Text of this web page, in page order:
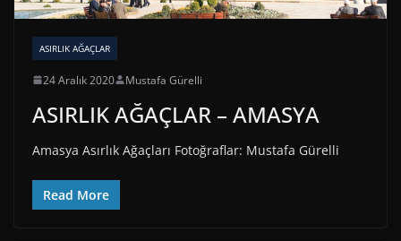
ASIRLIK AĞAÇLAR
24 Aralık 2020 Mustafa Gürelli
ASIRLIK AĞAÇLAR – AMASYA
Amasya Asırlık Ağaçları Fotoğraflar: Mustafa Gürelli
Read More